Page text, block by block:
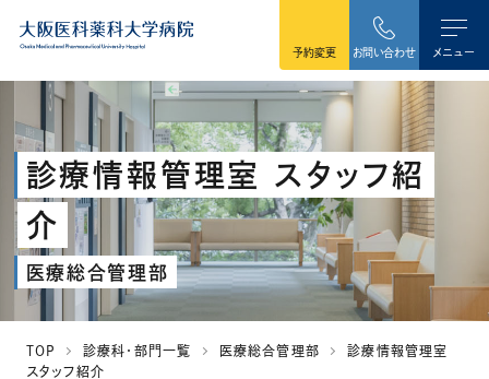
予約変更 お問い合わせ メニュー
診療情報管理室 スタッフ紹
介
医療総合管理部
TOP 診療科・部門一覧 医療総合管理部
診療情報管理室
スタッフ紹介